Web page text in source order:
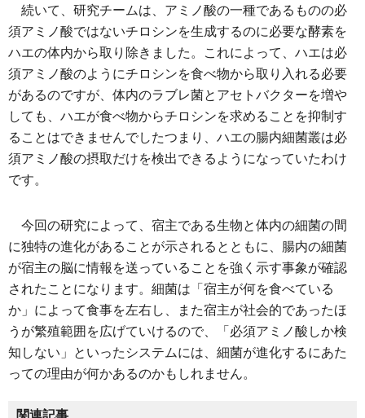
続いて、研究チームは、アミノ酸の一種であるものの必
須アミノ酸ではないチロシンを生成するのに必要な酵素を
ハエの体内から取り除きました。これによって、ハエは必
須アミノ酸のようにチロシンを食べ物から取り入れる必要
があるのですが、体内のラブレ菌とアセトバクターを増や
しても、ハエが食べ物からチロシンを求めることを抑制す
ることはできませんでしたつまり、ハエの腸内細菌叢は必
須アミノ酸の摂取だけを検出できるようになっていたわけ
です。
今回の研究によって、宿主である生物と体内の細菌の間
に独特の進化があることが示されるとともに、腸内の細菌
が宿主の脳に情報を送っていることを強く示す事象が確認
されたことになります。細菌は「宿主が何を食べている
か」によって食事を左右し、また宿主が社会的であったほ
うが繁殖範囲を広げていけるので、「必須アミノ酸しか検
知しない」といったシステムには、細菌が進化するにあた
っての理由が何かあるのかもしれません。
関連記事